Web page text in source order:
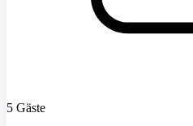
5 Gäste